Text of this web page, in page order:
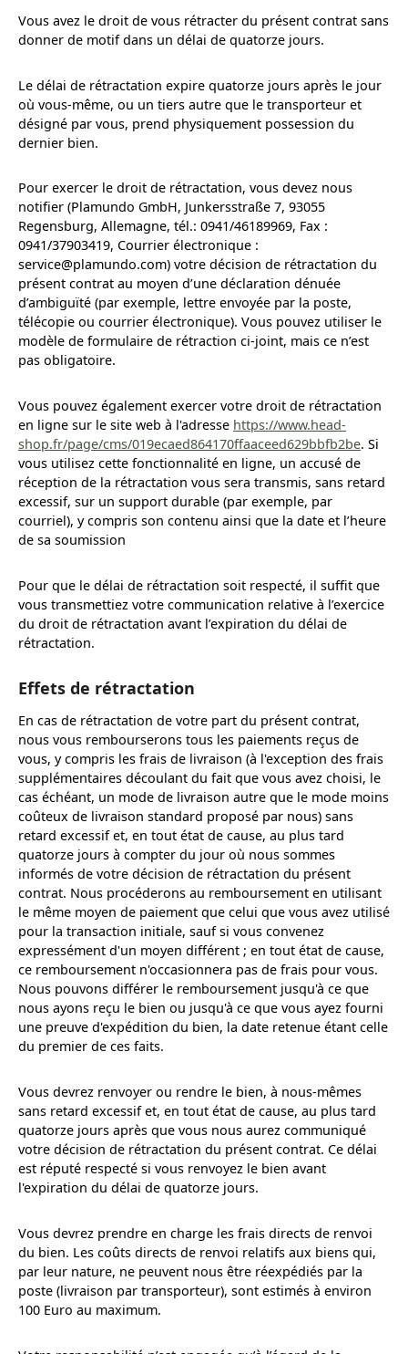
Vous avez le droit de vous rétracter du présent contrat sans
donner de motif dans un délai de quatorze jours.
Le délai de rétractation expire quatorze jours après le jour
où vous-même, ou un tiers autre que le transporteur et
désigné par vous, prend physiquement possession du
dernier bien.
Pour exercer le droit de rétractation, vous devez nous
notifier (Plamundo GmbH, Junkersstraße 7, 93055
Regensburg, Allemagne, tél.: 0941/46189969, Fax :
0941/37903419, Courrier électronique :
service@plamundo.com) votre décision de rétractation du
présent contrat au moyen d’une déclaration dénuée
d’ambiguïté (par exemple, lettre envoyée par la poste,
télécopie ou courrier électronique). Vous pouvez utiliser le
modèle de formulaire de rétraction ci-joint, mais ce n’est
pas obligatoire.
Vous pouvez également exercer votre droit de rétractation
en ligne sur le site web à l'adresse https://www.head-
shop.fr/page/cms/019ecaed864170ffaaceed629bbfb2be. Si
vous utilisez cette fonctionnalité en ligne, un accusé de
réception de la rétractation vous sera transmis, sans retard
excessif, sur un support durable (par exemple, par
courriel), y compris son contenu ainsi que la date et l’heure
de sa soumission
Pour que le délai de rétractation soit respecté, il suffit que
vous transmettiez votre communication relative à l’exercice
du droit de rétractation avant l’expiration du délai de
rétractation.
Effets de rétractation
En cas de rétractation de votre part du présent contrat,
nous vous rembourserons tous les paiements reçus de
vous, y compris les frais de livraison (à l'exception des frais
supplémentaires découlant du fait que vous avez choisi, le
cas échéant, un mode de livraison autre que le mode moins
coûteux de livraison standard proposé par nous) sans
retard excessif et, en tout état de cause, au plus tard
quatorze jours à compter du jour où nous sommes
informés de votre décision de rétractation du présent
contrat. Nous procéderons au remboursement en utilisant
le même moyen de paiement que celui que vous avez utilisé
pour la transaction initiale, sauf si vous convenez
expressément d'un moyen différent ; en tout état de cause,
ce remboursement n'occasionnera pas de frais pour vous.
Nous pouvons différer le remboursement jusqu'à ce que
nous ayons reçu le bien ou jusqu'à ce que vous ayez fourni
une preuve d'expédition du bien, la date retenue étant celle
du premier de ces faits.
Vous devrez renvoyer ou rendre le bien, à nous-mêmes
sans retard excessif et, en tout état de cause, au plus tard
quatorze jours après que vous nous aurez communiqué
votre décision de rétractation du présent contrat. Ce délai
est réputé respecté si vous renvoyez le bien avant
l'expiration du délai de quatorze jours.
Vous devrez prendre en charge les frais directs de renvoi
du bien. Les coûts directs de renvoi relatifs aux biens qui,
par leur nature, ne peuvent nous être réexpédiés par la
poste (livraison par transporteur), sont estimés à environ
100 Euro au maximum.